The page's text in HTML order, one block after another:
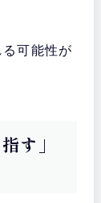
可能性が
す」